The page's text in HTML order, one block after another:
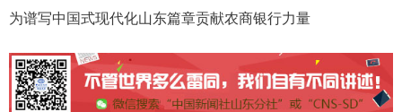
为谱写中国式现代化山东篇章贡献农商银行力量